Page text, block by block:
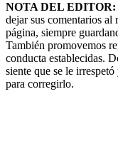
NOTA DEL EDITOR:
dejar sus comentarios al
página, siempre
También promovemos
conducta establecidas.
siente que se le
para corregirlo.